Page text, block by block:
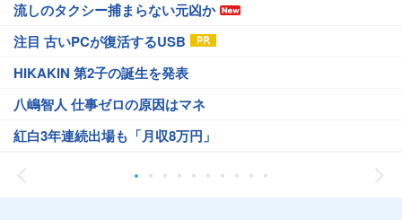
流しのタクシー捕まらない元凶か
注目 古いPCが復活するUSB
HIKAKIN 第2子の誕生を発表
八嶋智人 仕事ゼロの原因はマネ
紅白3年連続出場も「月収8万円」